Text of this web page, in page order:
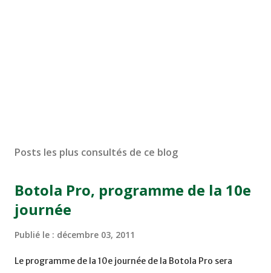
Posts les plus consultés de ce blog
Botola Pro, programme de la 10e
journée
Publié le : décembre 03, 2011
Le programme de la 10e journée de la Botola Pro sera